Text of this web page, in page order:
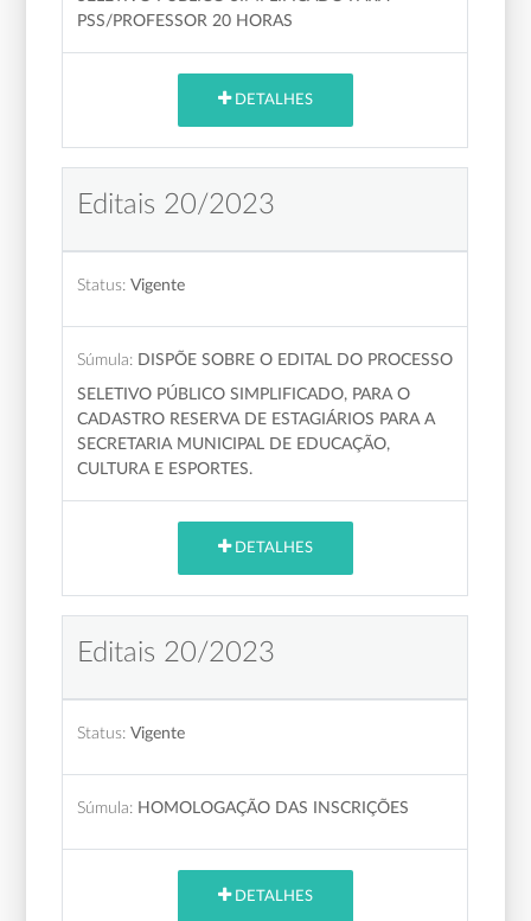
PSS/PROFESSOR 20 HORAS
DETALHES
Editais 20/2023
Status: Vigente
Súmula: DISPÕE SOBRE O EDITAL DO PROCESSO
SELETIVO PÚBLICO SIMPLIFICADO, PARA O
CADASTRO RESERVA DE ESTAGIÁRIOS PARA A
SECRETARIA MUNICIPAL DE EDUCAÇÃO,
CULTURA E ESPORTES.
DETALHES
Editais 20/2023
Status: Vigente
Súmula: HOMOLOGAÇÃO DAS INSCRIÇÕES
DETALHES